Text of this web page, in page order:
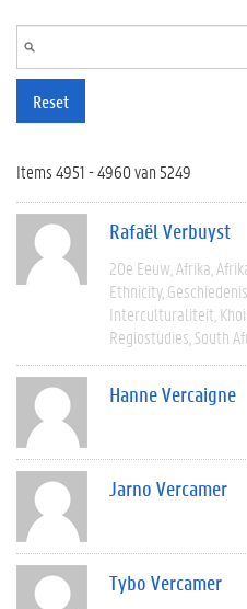
Reset
Items 4951 - 4960 van 5249
Rafaël Verbuyst
20e Eeuw Afrika
Ethnicity Geschiedenis
Interculturaliteit
Regiostudies South
Hanne Vercaigne
Jarno Vercamer
Tybo Vercamer